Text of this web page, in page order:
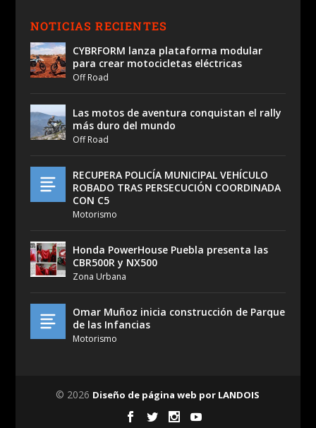
NOTICIAS RECIENTES
CYBRFORM lanza plataforma modular
para crear motocicletas eléctricas
Off Road
Las motos de aventura conquistan el rally
más duro del mundo
Off Road
RECUPERA POLICÍA MUNICIPAL VEHÍCULO
ROBADO TRAS PERSECUCIÓN COORDINADA
CON C5
Motorismo
Honda PowerHouse Puebla presenta las
CBR500R y NX500
Zona Urbana
Omar Muñoz inicia construcción de Parque
de las Infancias
Motorismo
© 2026 Diseño de página web por LANDOIS